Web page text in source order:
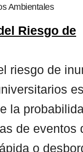
Ambientales
Riesgo de
riesgo de
la
de eventos
o